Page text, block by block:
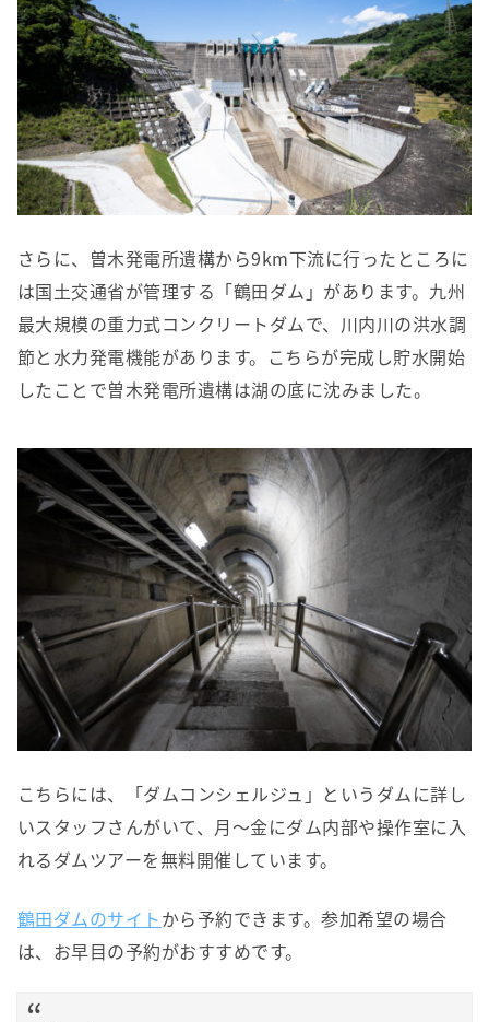
さらに、曽木発電所遺構から9km下流に行ったところに
は国土交通省が管理する「鶴田ダム」があります。九州
最大規模の重力式コンクリートダムで、川内川の洪水調
節と水力発電機能があります。こちらが完成し貯水開始
したことで曽木発電所遺構は湖の底に沈みました。
こちらには、「ダムコンシェルジュ」というダムに詳し
いスタッフさんがいて、月～金にダム内部や操作室に入
れるダムツアーを無料開催しています。
鶴田ダムのサイトから予約できます。参加希望の場合
は、お早目の予約がおすすめです。